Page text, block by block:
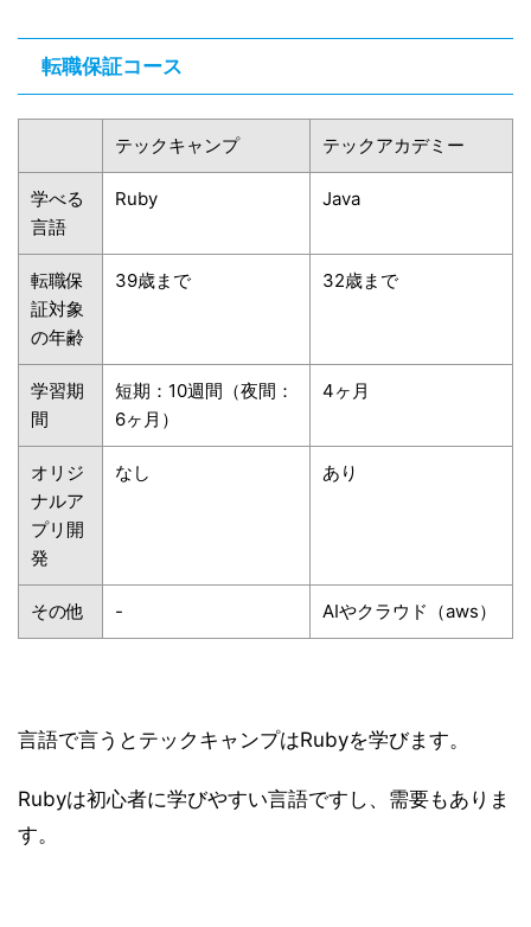
転職保証コース
テックキャンプ テックアカデミー
学べる
言語
Ruby Java
転職保
証対象
の年齢
39歳まで 32歳まで
学習期
間
短期：10週間（夜間：
6ヶ月）
4ヶ月
オリジ
ナルア
プリ開
発
なし あり
その他 - AIやクラウド（aws）
言語で言うとテックキャンプはRubyを学びます。
Rubyは初心者に学びやすい言語ですし、需要もありま
す。